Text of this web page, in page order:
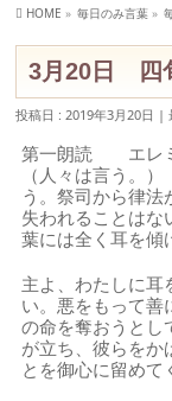
HOME » 毎日のみ言葉 »
3月20日 四
投稿日 : 2019年3月20日
第一朗読 エレ
（人々は言う。
う。祭司から律
失われることはな
葉には全く耳を傾
主よ、わたしに耳
い。悪をもって善
の命を奪おうとし
が立ち、彼らをか
とを御心に留めて